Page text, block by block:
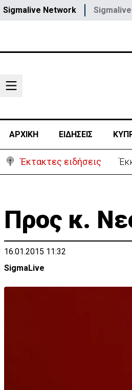
Sigmalive Network Sigmalive
ΑΡΧΙΚΗ ΕΙΔΗΣΕΙΣ
Έκτακτες ειδήσεις
Προς κ.
16.01.2015 11:32
SigmaLive